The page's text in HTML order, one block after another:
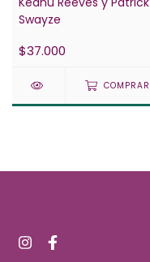
Swayze
$37.000
COMPRAR